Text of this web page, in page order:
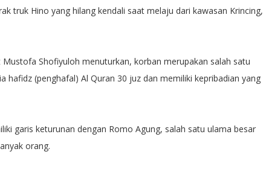
truk Hino yang hilang kendali saat melaju dari kawasan Krincing,
Shofiyuloh menuturkan, korban merupakan salah satu
hafidz (penghafal) Al Quran 30 juz dan memiliki kepribadian yang
garis keturunan dengan Romo Agung, salah satu ulama besar
orang.